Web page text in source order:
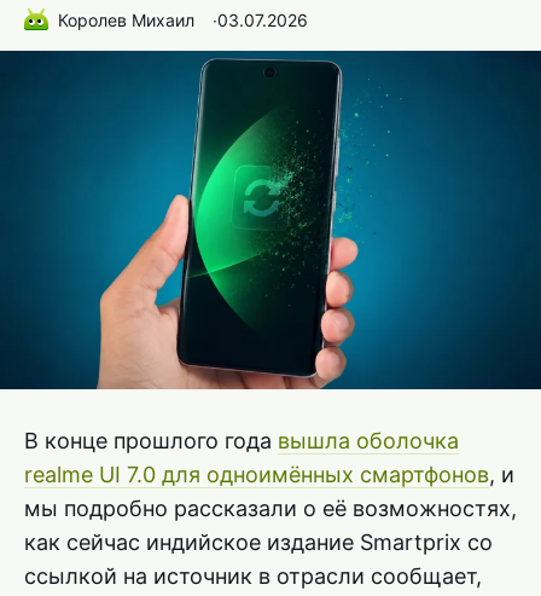
Королев Михаил ∙03.07.2026
В конце прошлого года вышла оболочка
realme UI 7.0 для одноимённых смартфонов, и
мы подробно рассказали о её возможностях,
как сейчас индийское издание Smartprix со
ссылкой на источник в отрасли сообщает,